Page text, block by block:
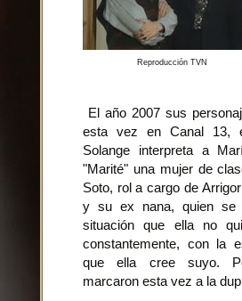
Reproducción TVN
El año 2007 sus
esta vez en Canal 13,
Solange interpreta a
"Marité" una mujer de
Soto, rol a cargo de
y su ex nana, quien se
situación que ella no
constantemente, con la
que ella cree suyo.
marcaron esta vez a la